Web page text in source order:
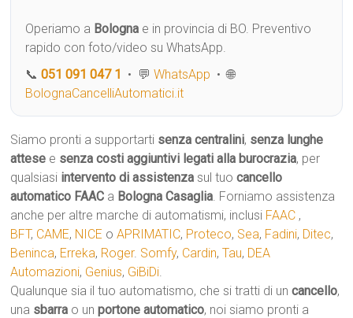
Operiamo a Bologna e in provincia di BO. Preventivo
rapido con foto/video su WhatsApp.
📞051 091 047 1 • 💬WhatsApp • 🌐
BolognaCancelliAutomatici.it
Siamo pronti a supportarti senza centralini, senza lunghe
attese e senza costi aggiuntivi legati alla burocrazia, per
qualsiasi intervento di assistenza sul tuocancello
automatico FAAC a Bologna Casaglia. Forniamo assistenza
anche per altre marche di automatismi, inclusi FAAC ,
BFT, CAME, NICE oAPRIMATIC, Proteco, Sea, Fadini, Ditec,
Beninca, Erreka, Roger. Somfy, Cardin,Tau, DEA
Automazioni, Genius, GiBiDi.
Qualunque sia il tuo automatismo, che si tratti di uncancello,
una sbarra o unportone automatico, noi siamo pronti a